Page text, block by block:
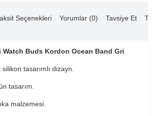
Seçenekleri Yorumlar (0) Tavsiye Et
Buds Kordon Ocean Band Gri
tasarımlı dizayn.
tasarım.
malzemesi.